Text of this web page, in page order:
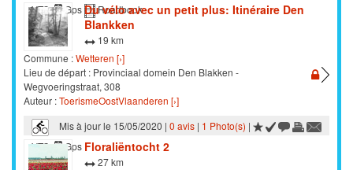
VTC
Gps Roadbook
Du vélo avec un petit plus: Itinéraire Den
Blankken
19 km
Commune :Wetteren [›]
Lieu de départ : Provinciaal domein Den Blakken -
Wegvoeringstraat, 308
Auteur :ToerismeOostVlaanderen [›]
Mis à jour le 15/05/2020 | 0 avis| 1 Photo(s) |
VTC
Gps Floraliëntocht 2
27 km